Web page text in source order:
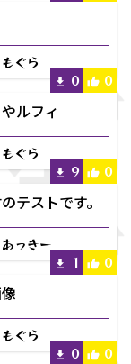
もぐら
0 0
ルフィ
もぐら
9 0
テストです。
あっきー
1 0
もぐら
0 0